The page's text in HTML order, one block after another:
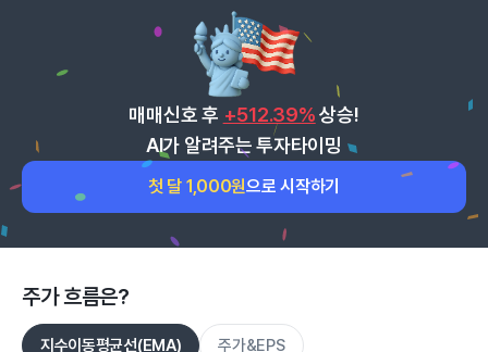
매매신호 후 +512.39% 상승!
AI가 알려주는 투자타이밍
첫 달 1,000원으로 시작하기
주가 흐름은?
지수이동평균선(EMA) 주가&EPS